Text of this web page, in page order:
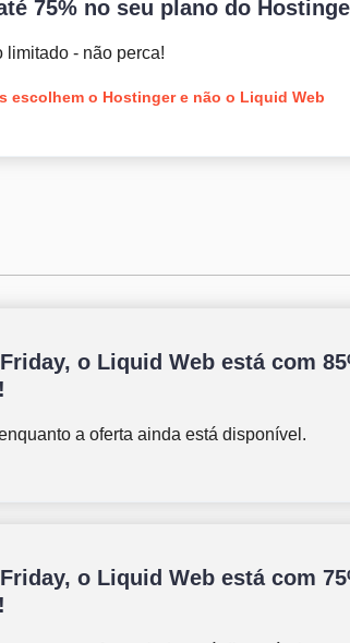
75% no seu plano do
limitado - não perca!
escolhem o Hostinger e não o Liquid Web
o Liquid Web está com
a oferta ainda está disponível.
o Liquid Web está com